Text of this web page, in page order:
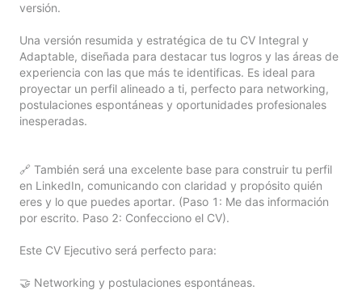
versión.
Una versión resumida y estratégica de tu CV Integral y
Adaptable, diseñada para destacar tus logros y las áreas de
experiencia con las que más te identificas. Es ideal para
proyectar un perfil alineado a ti, perfecto para networking,
postulaciones espontáneas y oportunidades profesionales
inesperadas.
🔗 También será una excelente base para construir tu perfil
en LinkedIn, comunicando con claridad y propósito quién
eres y lo que puedes aportar. (Paso 1: Me das información
por escrito. Paso 2: Confecciono el CV).
Este CV Ejecutivo será perfecto para:
🤝 Networking y postulaciones espontáneas.